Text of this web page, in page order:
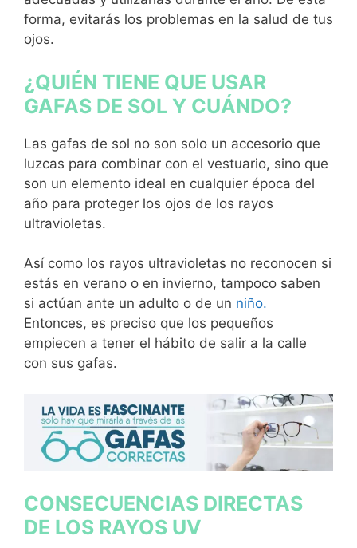
forma, evitarás los problemas en la salud de tus
ojos.
¿QUIÉN TIENE QUE USAR
GAFAS DE SOL Y CUÁNDO?
Las gafas de sol no son solo un accesorio que
luzcas para combinar con el vestuario, sino que
son un elemento ideal en cualquier época del
año para proteger los ojos de los rayos
ultravioletas.
Así como los rayos ultravioletas no reconocen si
estás en verano o en invierno, tampoco saben
si actúan ante un adulto o de un niño.
Entonces, es preciso que los pequeños
empiecen a tener el hábito de salir a la calle
con sus gafas.
CONSECUENCIAS DIRECTAS
DE LOS RAYOS UV